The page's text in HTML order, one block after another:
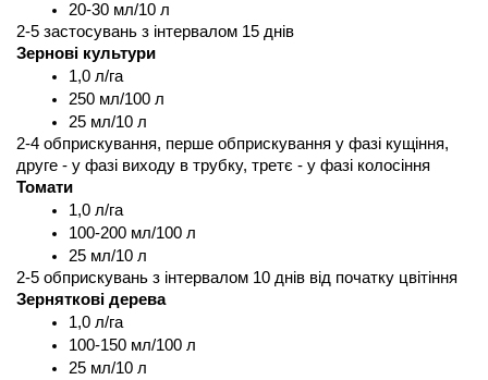
20-30 мл/10 л
2-5 застосувань з інтервалом 15 днів
Зернові культури
1,0 л/га
250 мл/100 л
25 мл/10 л
2-4 обприскування, перше обприскування у фазі кущіння,
друге - у фазі виходу в трубку, третє - у фазі колосіння
Томати
1,0 л/га
100-200 мл/100 л
25 мл/10 л
2-5 обприскувань з інтервалом 10 днів від початку цвітіння
Зерняткові дерева
1,0 л/га
100-150 мл/100 л
25 мл/10 л